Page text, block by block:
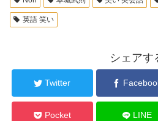
英語 笑い
シェアす
Twitter
Pocket LINE